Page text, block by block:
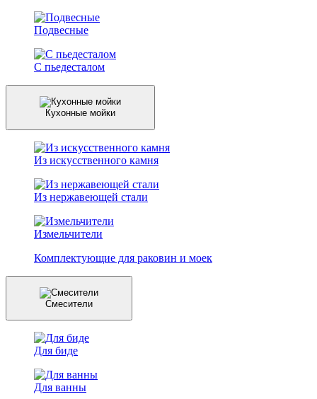
Подвесные
С пьедесталом
Кухонные мойки
Из искусственного камня
Из нержавеющей стали
Измельчители
Комплектующие для раковин и моек
Смесители
Для биде
Для ванны